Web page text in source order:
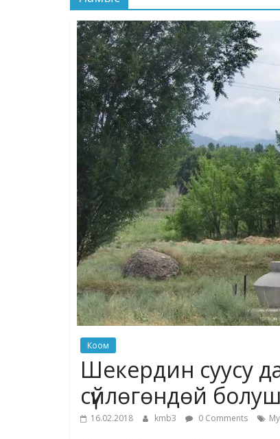
Коом
Шекердин суусу
сүйлөгөндөй
16.02.2018 kmb3 0 Comments